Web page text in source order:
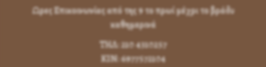
Ωρες Επικοινωνίας από της 9 το πρωί μέχρι το βράδυ
καθημερινά
ΤΗΛ: 210 4310257
KIN: 6977572104